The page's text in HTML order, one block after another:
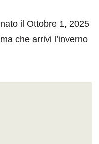
il Ottobre 1, 2025
che arrivi l’inverno